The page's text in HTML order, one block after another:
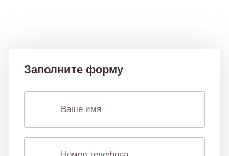
Заполните форму